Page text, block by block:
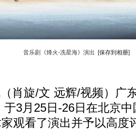
音乐剧《烽火-冼星海》演出 [保存到相册]
旋/文 远辉/视频）广
于3月25日-26日在北京
观看了演出并予以高度